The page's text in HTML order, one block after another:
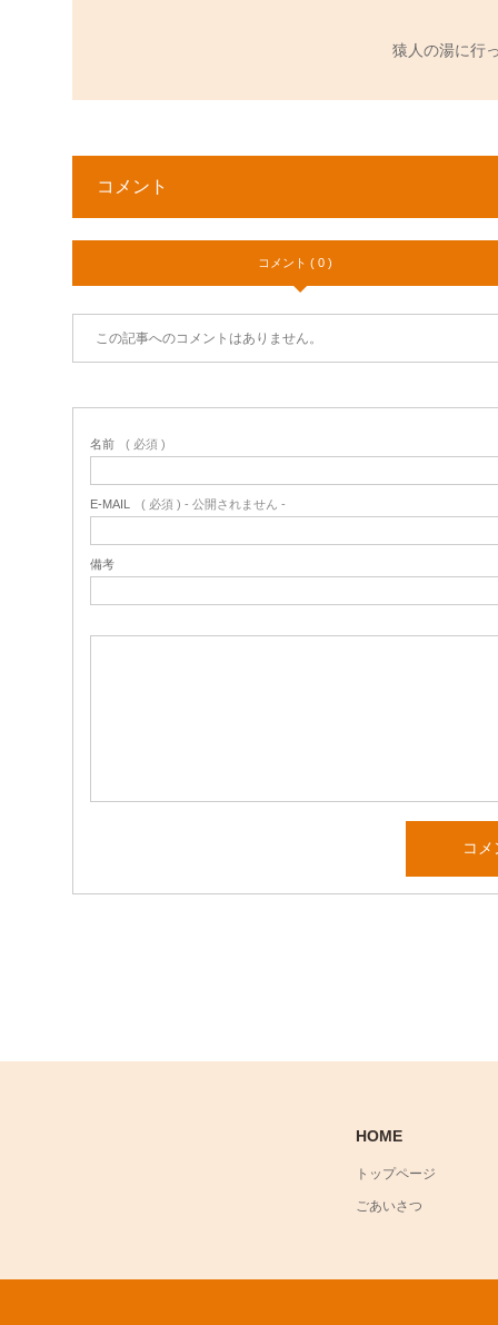
猿人の湯に行
コメント
コメント ( 0 )
この記事へのコメントはありません。
名前 ( 必須 )
E-MAIL ( 必須 ) - 公開されません -
備考
HOME
トップページ
ごあいさつ